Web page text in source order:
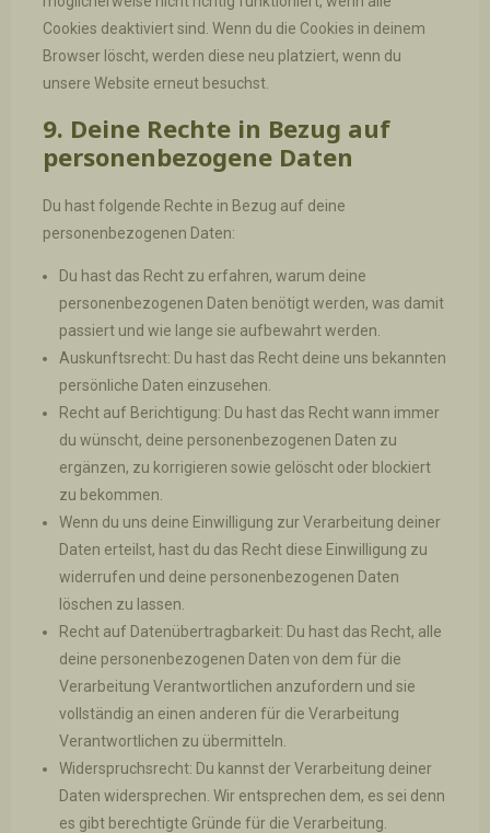
Cookies deaktiviert sind. Wenn du die Cookies in deinem
Browser löscht, werden diese neu platziert, wenn du
unsere Website erneut besuchst.
9. Deine Rechte in Bezug auf
personenbezogene Daten
Du hast folgende Rechte in Bezug auf deine
personenbezogenen Daten:
Du hast das Recht zu erfahren, warum deine
personenbezogenen Daten benötigt werden, was damit
passiert und wie lange sie aufbewahrt werden.
Auskunftsrecht: Du hast das Recht deine uns bekannten
persönliche Daten einzusehen.
Recht auf Berichtigung: Du hast das Recht wann immer
du wünscht, deine personenbezogenen Daten zu
ergänzen, zu korrigieren sowie gelöscht oder blockiert
zu bekommen.
Wenn du uns deine Einwilligung zur Verarbeitung deiner
Daten erteilst, hast du das Recht diese Einwilligung zu
widerrufen und deine personenbezogenen Daten
löschen zu lassen.
Recht auf Datenübertragbarkeit: Du hast das Recht, alle
deine personenbezogenen Daten von dem für die
Verarbeitung Verantwortlichen anzufordern und sie
vollständig an einen anderen für die Verarbeitung
Verantwortlichen zu übermitteln.
Widerspruchsrecht: Du kannst der Verarbeitung deiner
Daten widersprechen. Wir entsprechen dem, es sei denn
es gibt berechtigte Gründe für die Verarbeitung.